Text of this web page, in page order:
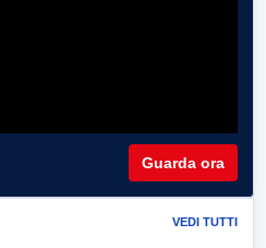
Guarda ora
VEDI TUTTI